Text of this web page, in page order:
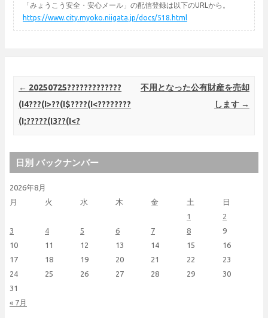
「みょうこう安全・安心メール」の配信登録は以下のURLから。
https://www.city.myoko.niigata.jp/docs/518.html
Post navigation
← 20250725?????????????
(I4???(I>??(I$????(I<????????
(I;?????(I3??(I<?
不用となった公有財産を売却
します →
日別 バックナンバー
2026年8月
月
火 水 木 金 土 日
« 7月
1
2
3
4 5 6 7 8
9
10
11 12 13 14 15
16
17
18 19 20 21 22
23
24
25 26 27 28 29
30
31